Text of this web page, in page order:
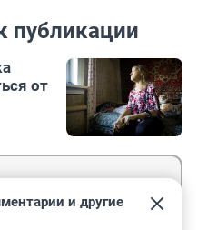
публикации
от
и другие